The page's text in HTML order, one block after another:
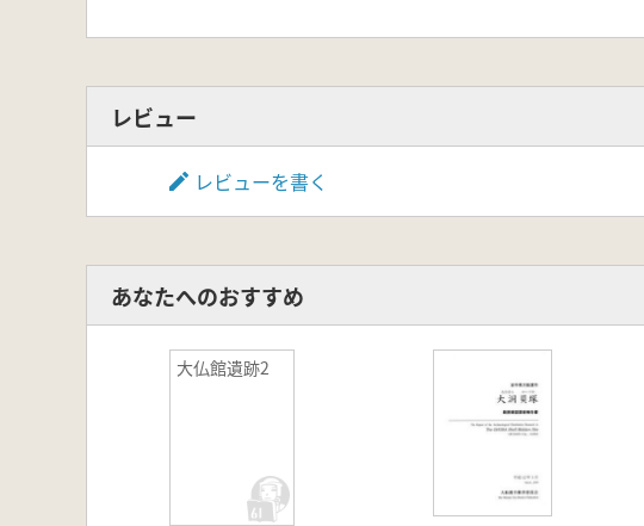
レビュー
レビューを書く
あなたへのおすすめ
大仏館遺跡2